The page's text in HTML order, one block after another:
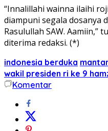
“Innalillahi wainna ilaihi
diampuni segala dosanya
Rasulullah SAW. Aamiin,”
diterima redaksi. (*)
indonesia berduka
wakil presiden ri ke 9
Komentar